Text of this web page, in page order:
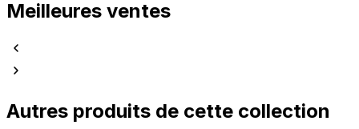
Meilleures ventes
Autres produits de cette collection